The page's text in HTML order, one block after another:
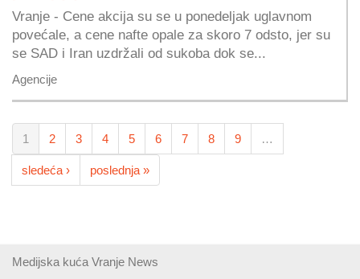
Vranje - Cene akcija su se u ponedeljak uglavnom
povećale, a cene nafte opale za skoro 7 odsto, jer su
se SAD i Iran uzdržali od sukoba dok se...
Agencije
1 2 3 4 5 6 7 8 9 …
sledeća › poslednja »
Medijska kuća Vranje News